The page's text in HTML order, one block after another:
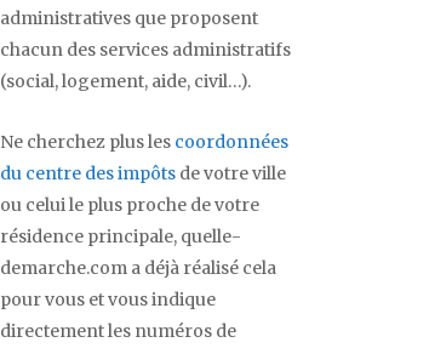
administratives que proposent
chacun des services administratifs
(social, logement, aide, civil…).
Ne cherchez plus les coordonnées
du centre des impôts de votre ville
ou celui le plus proche de votre
résidence principale, quelle-
demarche.com a déjà réalisé cela
pour vous et vous indique
directement les numéros de